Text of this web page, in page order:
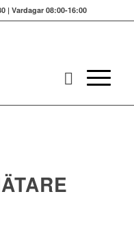
| Vardagar 08:00-16:00